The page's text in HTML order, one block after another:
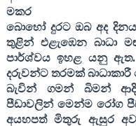
මකර
බොහෝ දුරට ඔබ අද
තුළින් එළැඹෙන බාධා
පාර්ශ්වය ඉහළ යනු
දරුවන්ට තරමක්
බැවින් ගමන් බිමන්
පීඩාවලින් මෙන්ම රෝග
අයහපත් මිතුරු ඇසුර